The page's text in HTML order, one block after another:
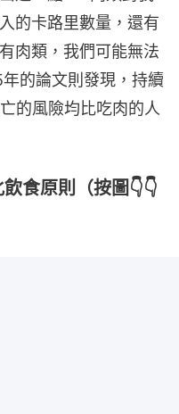
的卡路里數量，還有
肉類，我們可能無法
的論文則發現，持續
的風險均比吃肉的人
食原則（按圖👇👇